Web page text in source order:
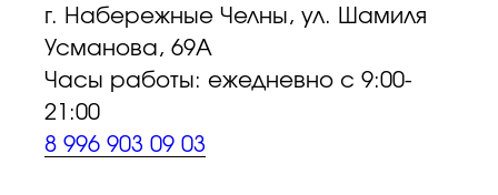
г. Набережные Челны, ул. Шамиля
Усманова, 69А
Часы работы: ежедневно с 9:00-
21:00
8 996 903 09 03